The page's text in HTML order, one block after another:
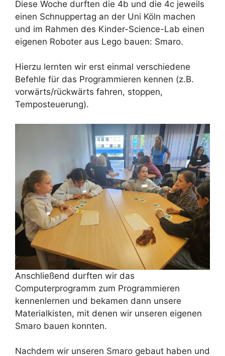
Diese Woche durften die 4b und die 4c jeweils
einen Schnuppertag an der Uni Köln machen
und im Rahmen des Kinder-Science-Lab einen
eigenen Roboter aus Lego bauen: Smaro.
Hierzu lernten wir erst einmal verschiedene
Befehle für das Programmieren kennen (z.B.
vorwärts/rückwärts fahren, stoppen,
Temposteuerung).
Anschließend durften wir das
Computerprogramm zum Programmieren
kennenlernen und bekamen dann unsere
Materialkisten, mit denen wir unseren eigenen
Smaro bauen konnten.
Nachdem wir unseren Smaro gebaut haben und